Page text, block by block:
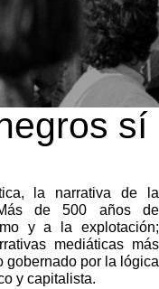
sí
la narrativa de la
de 500 años de
y a la explotación;
mediáticas más
gobernado por la lógica
y capitalista.